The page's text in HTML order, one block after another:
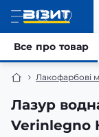
Лакофарбові
Лазур
Verinlegno
Все про товар